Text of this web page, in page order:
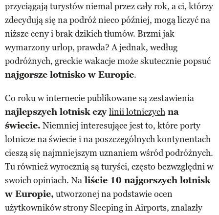
przyciągają turystów niemal przez cały rok, a ci, którzy
zdecydują się na podróż nieco później, mogą liczyć na
niższe ceny i brak dzikich tłumów. Brzmi jak
wymarzony urlop, prawda? A jednak, według
podróżnych, greckie wakacje może skutecznie popsuć
najgorsze lotnisko w Europie.
Co roku w internecie publikowane są zestawienia
najlepszych lotnisk czylinii lotniczych na
świecie. Niemniej interesujące jest to, które porty
lotnicze na świecie i na poszczególnych kontynentach
cieszą się najmniejszym uznaniem wśród podróżnych.
Tu również wyrocznią są turyści, często bezwzględni w
swoich opiniach. Na liście 10 najgorszych lotnisk
w Europie, utworzonej na podstawie ocen
użytkowników strony Sleeping in Airports, znalazły